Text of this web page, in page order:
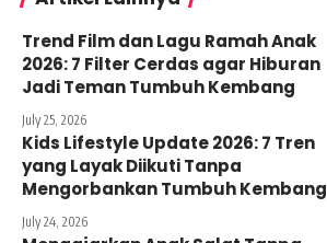
Trend Film dan Lagu Ramah Anak
2026: 7 Filter Cerdas agar Hiburan
Jadi Teman Tumbuh Kembang
July 25, 2026
Kids Lifestyle Update 2026: 7 Tren
yang Layak Diikuti Tanpa
Mengorbankan Tumbuh Kembang
July 24, 2026